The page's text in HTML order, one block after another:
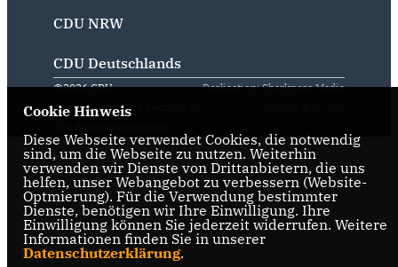
CDU NRW
CDU Deutschlands
@2026 CDU
Gemeindeverband Steinhagen
Realisation: Sharkness Media
Cookie Hinweis
Diese Webseite verwendet Cookies, die notwendig
sind, um die Webseite zu nutzen. Weiterhin
verwenden wir Dienste von Drittanbietern, die uns
helfen, unser Webangebot zu verbessern (Website-
Optmierung). Für die Verwendung bestimmter
Dienste, benötigen wir Ihre Einwilligung. Ihre
Einwilligung können Sie jederzeit widerrufen. Weitere
Informationen finden Sie in unserer
Datenschutzerklärung.